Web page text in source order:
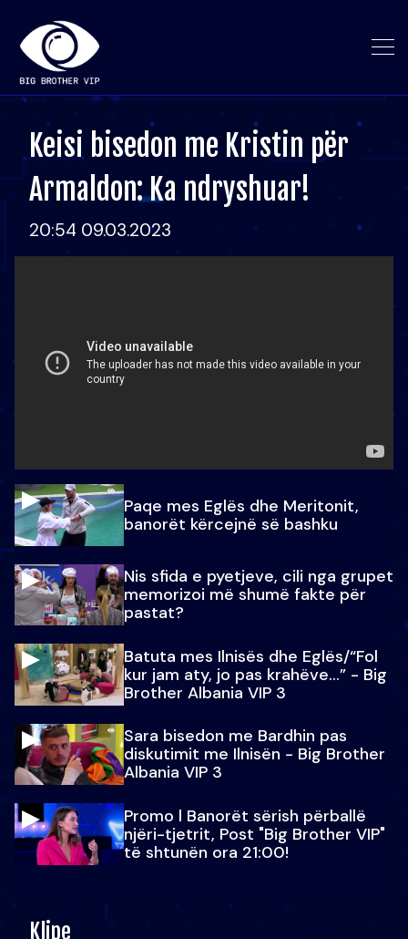
Keisi bisedon me Kristin për
Armaldon: Ka ndryshuar!
20:54 09.03.2023
Paqe mes Eglës dhe Meritonit,
banorët kërcejnë së bashku
Nis sfida e pyetjeve, cili nga grupet
memorizoi më shumë fakte për
pastat?
Batuta mes Ilnisës dhe Eglës/“Fol
kur jam aty, jo pas krahëve…” - Big
Brother Albania VIP 3
Sara bisedon me Bardhin pas
diskutimit me Ilnisën - Big Brother
Albania VIP 3
Promo l Banorët sërish përballë
njëri-tjetrit, Post "Big Brother VIP"
të shtunën ora 21:00!
Klipe